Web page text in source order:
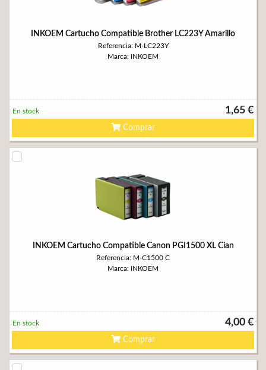
INKOEM Cartucho Compatible Brother LC223Y Amarillo
Referencia: M-LC223Y
Marca: INKOEM
1,65 €
En stock
Comprar
INKOEM Cartucho Compatible Canon PGI1500 XL Cian
Referencia: M-C1500 C
Marca: INKOEM
4,00 €
En stock
Comprar